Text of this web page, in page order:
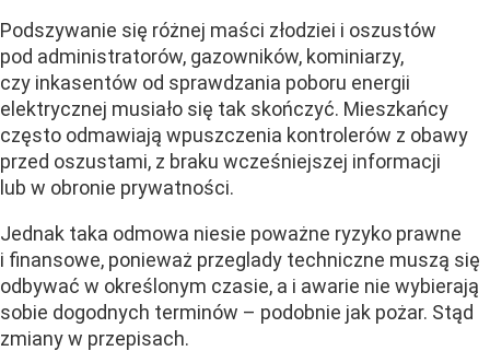
Podszywanie się różnej maści złodziei i oszustów
pod administratorów, gazowników, kominiarzy,
czy inkasentów od sprawdzania poboru energii
elektrycznej musiało się tak skończyć. Mieszkańcy
często odmawiają wpuszczenia kontrolerów z obawy
przed oszustami, z braku wcześniejszej informacji
lub w obronie prywatności.
Jednak taka odmowa niesie poważne ryzyko prawne
i finansowe, ponieważ przeglady techniczne muszą się
odbywać w określonym czasie, a i awarie nie wybierają
sobie dogodnych terminów – podobnie jak pożar. Stąd
zmiany w przepisach.